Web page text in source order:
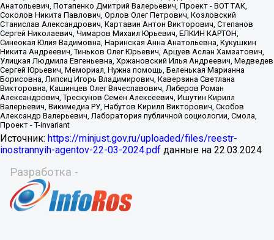
Источник: https://minjust.gov.ru/uploaded/files/reestr-
inostrannyih-agentov-22-03-2024.pdf данные на 22.03.2024
Разработка -